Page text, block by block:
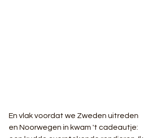
En vlak voordat we Zweden uitreden
en Noorwegen in kwam 't cadeautje: